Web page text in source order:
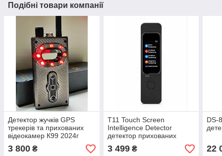
Подібні товари компанії
Детектор жучків GPS
трекерів та прихованих
відеокамер К99 2024г
3 800 ₴
T11 Touch Screen
Intelligence Detector
детектор прихованих
камер, GPS-трекерів та
бездротових сигналів
3 499₴
DS-
22